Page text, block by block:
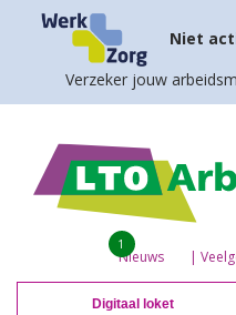
Niet
Verzeker jouw
Nieuws
1
|
Digitaal loket